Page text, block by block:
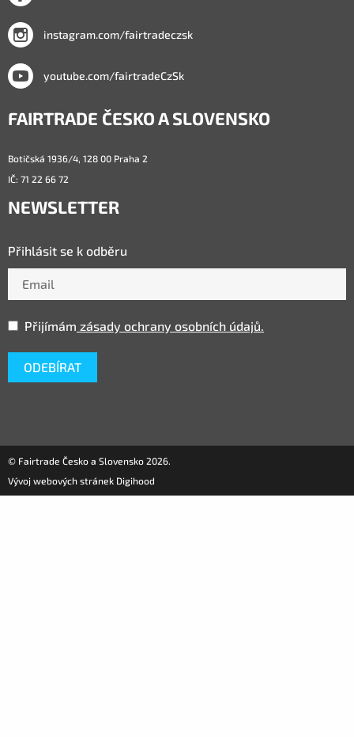
instagram.com/fairtradeczsk
youtube.com/fairtradeCzSk
FAIRTRADE ČESKO A SLOVENSKO
Botičská 1936/4, 128 00 Praha 2
IČ: 71 22 66 72
NEWSLETTER
Přihlásit se k odběru
Přijímám zásady ochrany osobních údajů.
© Fairtrade Česko a Slovensko 2026.
Vývoj webových stránek Digihood